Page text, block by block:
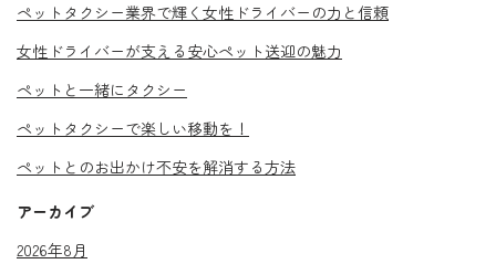
ペットタクシー業界で輝く女性ドライバーの力と信頼
女性ドライバーが支える安心ペット送迎の魅力
ペットと一緒にタクシー
ペットタクシーで楽しい移動を！
ペットとのお出かけ不安を解消する方法
アーカイブ
2026年8月